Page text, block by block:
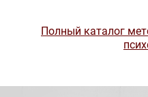
Полный каталог